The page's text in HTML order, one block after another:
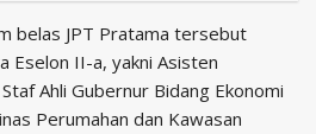
belas JPT Pratama tersebut
Eselon II-a, yakni Asisten
Ahli Gubernur Bidang Ekonomi
Perumahan dan Kawasan